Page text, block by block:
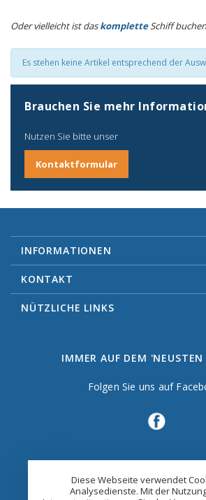
Oder vielleicht ist daskompletteSchiff
Es stehen keine Artikel entsprechend der
Brauchen Sie mehr
Nutzen Sie bitte unser
Kontaktformular
INFORMATIONEN
KONTAKT
NÜTZLICHE LINKS
IMMER AUF DEM
Folgen Sie uns auf
Diese Webseite verwendet
Analysedienste. Mit der